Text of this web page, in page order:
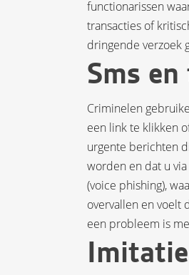
functionarissen
transacties of
dringende verzoek
Sms
Criminelen
een link te klikken
urgente berichten
worden en dat u
(voice phishing),
overvallen en voelt
een probleem is
Imitatie